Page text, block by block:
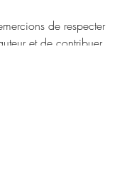
de respecter
et de contribuer